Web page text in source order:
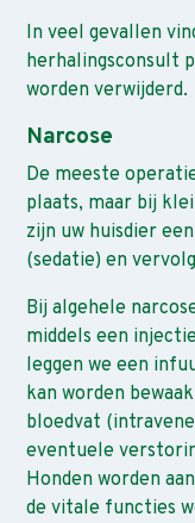
In veel gevallen
herhalingsconsult
worden verwijderd.
Narcose
De meeste
plaats, maar bij
zijn uw huisdier
(sedatie) en
Bij algehele
middels een
leggen we een
kan worden
bloedvat
eventuele
Honden worden
de vitale functies